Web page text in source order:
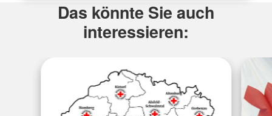
Das könnte Sie auch
interessieren: